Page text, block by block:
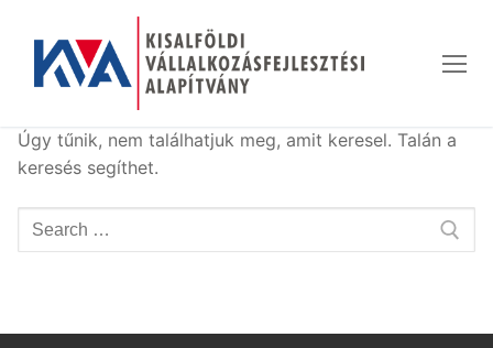
tartalomra
Úgy tűnik, nem találhatjuk meg, amit keresel. Talán a
keresés segíthet.
Keresése: